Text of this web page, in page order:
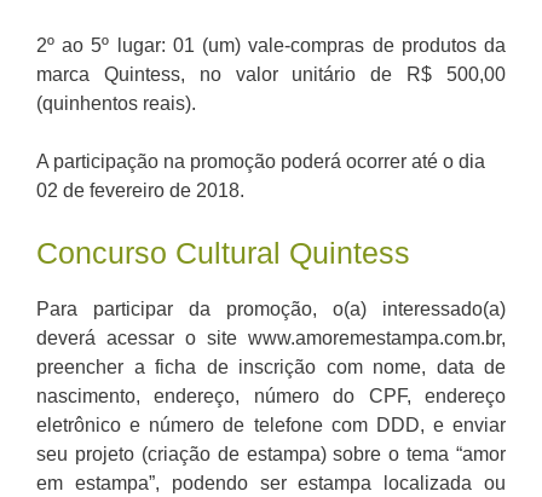
2º ao 5º lugar: 01 (um) vale-compras de produtos da
marca Quintess, no valor unitário de R$ 500,00
(quinhentos reais).
A participação na promoção poderá ocorrer até o dia
02 de fevereiro de 2018.
Concurso Cultural Quintess
Para participar da promoção, o(a) interessado(a)
deverá acessar o site www.amoremestampa.com.br,
preencher a ficha de inscrição com nome, data de
nascimento, endereço, número do CPF, endereço
eletrônico e número de telefone com DDD, e enviar
seu projeto (criação de estampa) sobre o tema “amor
em estampa”, podendo ser estampa localizada ou